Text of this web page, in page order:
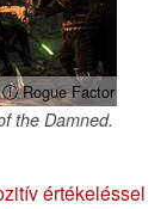
ⓘ Rogue Factor
the Damned.
értékeléssel